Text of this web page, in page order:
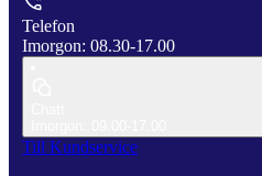
Telefon
Imorgon: 08.30-17.00
Till Kundservice